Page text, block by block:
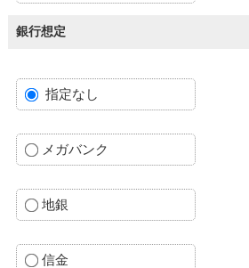
銀行想定
指定なし
メガバンク
地銀
信金